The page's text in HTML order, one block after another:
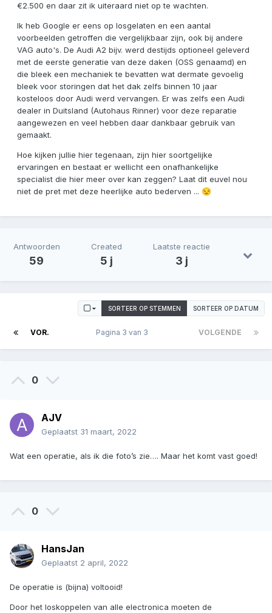
€2.500 en daar zit ik uiteraard niet op te wachten.
Ik heb Google er eens op losgelaten en een aantal
voorbeelden getroffen die vergelijkbaar zijn, ook bij andere
VAG auto's. De Audi A2 bijv. werd destijds optioneel geleverd
met de eerste generatie van deze daken (OSS genaamd) en
die bleek een mechaniek te bevatten wat dermate gevoelig
bleek voor storingen dat het dak zelfs binnen 10 jaar
kosteloos door Audi werd vervangen. Er was zelfs een Audi
dealer in Duitsland (Autohaus Rinner) voor deze reparatie
aangewezen en veel hebben daar dankbaar gebruik van
gemaakt.
Hoe kijken jullie hier tegenaan, zijn hier soortgelijke
ervaringen en bestaat er wellicht een onafhankelijke
specialist die hier meer over kan zeggen? Laat dit euvel nou
niet de pret met deze heerlijke auto bederven ... 😒
Antwoorden
59
Created
5 j
Laatste reactie
3 j
SORTEER OP STEMMEN SORTEER OP DATUM
VOR. VOLGENDE
Pagina 3 van 3
0
AJV
Geplaatst 31 maart, 2022
Wat een operatie, als ik die foto’s zie…. Maar het komt vast goed!
0
HansJan
Geplaatst 2 april, 2022
De operatie is (bijna) voltooid!
Door het loskoppelen van alle electronica moeten de